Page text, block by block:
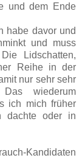
und dem Ende
habe davor und
und muss
Lidschatten,
Reihe in der
nur sehr sehr
Das wiederum
ich mich früher
dachte oder in
Kandidaten